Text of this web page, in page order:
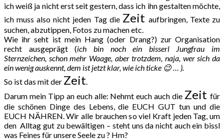
ich weiß ja nicht erst seit gestern, dass ich ihn gestalten möchte,
ich muss also nicht jeden Tag die Zeit aufbringen, Texte zu
suchen, abzutippen, Fotos zu machen etc.
Wie ihr seht ist mein Hang (oder Drang?) zur Organisation
recht ausgeprägt (ich bin noch ein bisserl Jungfrau im
Sternzeichen, schon mehr Waage, aber trotzdem, naja, wer sich da
ein wenig auskennt, dem ist jetzt klar, wie ich ticke 😉 … ).
So ist das mit der Zeit.
Darum mein Tipp an euch alle: Nehmt euch auch die Zeitfür
die schönen Dinge des Lebens, die EUCH GUT tun und die
EUCH NÄHREN. Wir alle brauchen so viel Kraft jeden Tag, um
den Alltag gut zu bewältigen – steht uns da nicht auch ein bissl
was Feines für unsere Seele zu ? Hm?